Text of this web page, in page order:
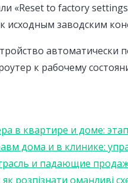
«Reset to factory
исходным заводским
автоматически
к рабочему
в квартире и доме:
дома и в клинике:
и падающие
розпізнати оманливі